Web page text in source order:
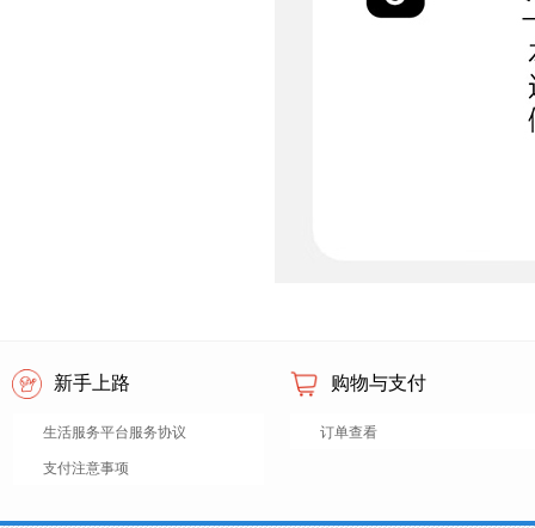
新手上路
生活服务平台服务协议
支付注意事项
购物与支付
订单查看